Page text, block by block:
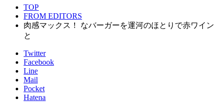
TOP
FROM EDITORS
肉感マックス！ なバーガーを運河のほとりで赤ワイン
と
Twitter
Facebook
Line
Mail
Pocket
Hatena